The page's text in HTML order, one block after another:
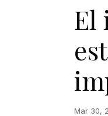
El
Mar 30,